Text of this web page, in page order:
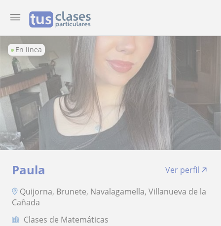
En línea
Paula
Ver perfil
Quijorna, Brunete, Navalagamella, Villanueva de la
Cañada
Clases de Matemáticas